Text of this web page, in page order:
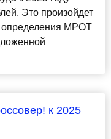
Это произойдет
определения МРОТ
к 2025